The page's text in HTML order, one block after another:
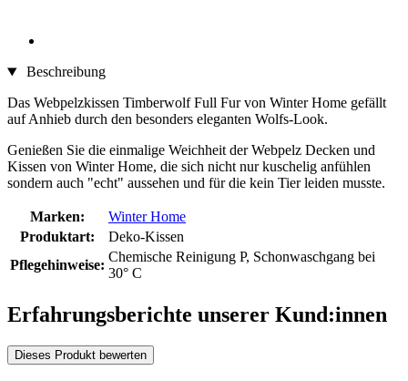
Beschreibung
Das Webpelzkissen Timberwolf Full Fur von Winter Home gefällt
auf Anhieb durch den besonders eleganten Wolfs-Look.
Genießen Sie die einmalige Weichheit der Webpelz Decken und
Kissen von Winter Home, die sich nicht nur kuschelig anfühlen
sondern auch "echt" aussehen und für die kein Tier leiden musste.
Marken:
Winter Home
Produktart:
Deko-Kissen
Pflegehinweise:
Chemische Reinigung P, Schonwaschgang bei
30° C
Erfahrungsberichte unserer Kund:innen
Dieses Produkt bewerten